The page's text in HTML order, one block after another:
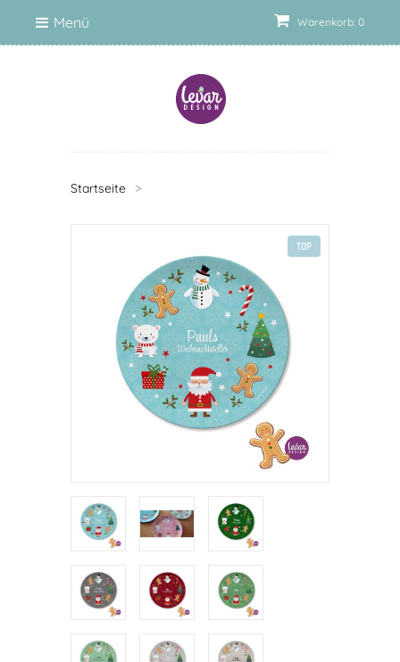
Warenkorb: 0
Menü
Startseite >
TOP